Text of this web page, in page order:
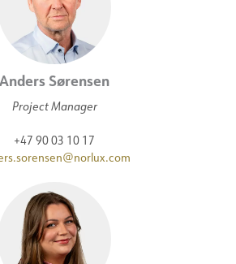
Anders Sørensen
Project Manager
+47 90 03 10 17